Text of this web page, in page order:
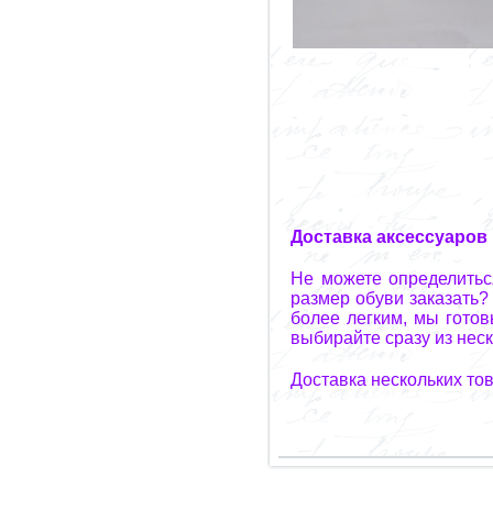
Доставка
Не можете
размер обуви
более легким, мы
выбирайте сразу из
Доставка нескольких